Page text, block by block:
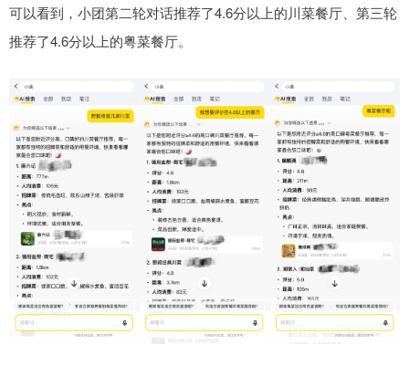
可以看到，小团第二轮对话推荐了4.6分以上的川菜餐厅、第三轮
推荐了4.6分以上的粤菜餐厅。